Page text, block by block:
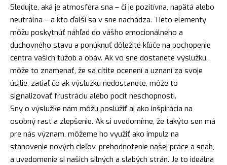
Sledujte, aká je atmosféra sna – či je pozitívna, napätá alebo
neutrálna – a kto ďalší sa v sne nachádza. Tieto elementy
môžu poskytnúť náhľad do vášho emocionálneho a
duchovného stavu a ponúknuť dôležité kľúče na pochopenie
centra vašich túžob a obáv. Ak vo sne dostanete výslužku,
môže to znamenať, že sa cítite ocenení a uznaní za svoje
úsilie, zatiaľ čo ak výslužku nedostanete, môže to
signalizovať frustráciu alebo pocit neschopnosti.
Sny o výslužke nám môžu poslúžiť aj ako inšpirácia na
osobný rast a zlepšenie. Ak si uvedomíme, že takýto sen má
pre nás význam, môžeme ho využiť ako impulz na
stanovenie nových cieľov, prehodnotenie našej práce a snáh,
a uvedomenie si našich silných a slabých strán. Je to ideálna